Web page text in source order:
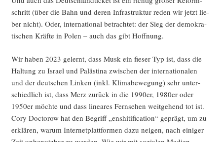
schritt (über die Bahn und deren Infra­struk­tur reden wir jetzt lie­
ber nicht). Oder, inter­na­tio­nal betrach­tet: der Sieg der demo­kra­
ti­schen Kräf­te in Polen – auch das gibt Hoffnung.
Wir haben 2023 gelernt, dass Musk ein fie­ser Typ ist, dass die
Hal­tung zu Isra­el und Paläs­ti­na zwi­schen der inter­na­tio­na­len
und der deut­schen Lin­ken (inkl. Kli­ma­be­we­gung) sehr unter­
schied­lich ist, dass Merz zurück in die 1990er, 1980er oder
1950er möch­te und dass linea­res Fern­se­hen weit­ge­hend tot ist.
Cory Doc­to­row hat den Begriff „ens­hi­ti­fi­ca­ti­on“ geprägt, um zu
erklä­ren, war­um Inter­net­platt­for­men dazu nei­gen, nach eini­ger